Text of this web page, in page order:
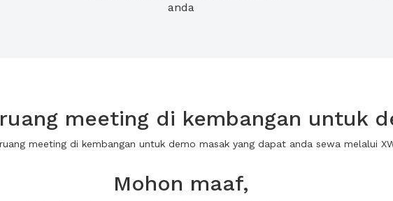
anda
meeting di kembangan untuk
meeting di kembangan untuk demo masak yang dapat anda sewa melalui
Mohon maaf,